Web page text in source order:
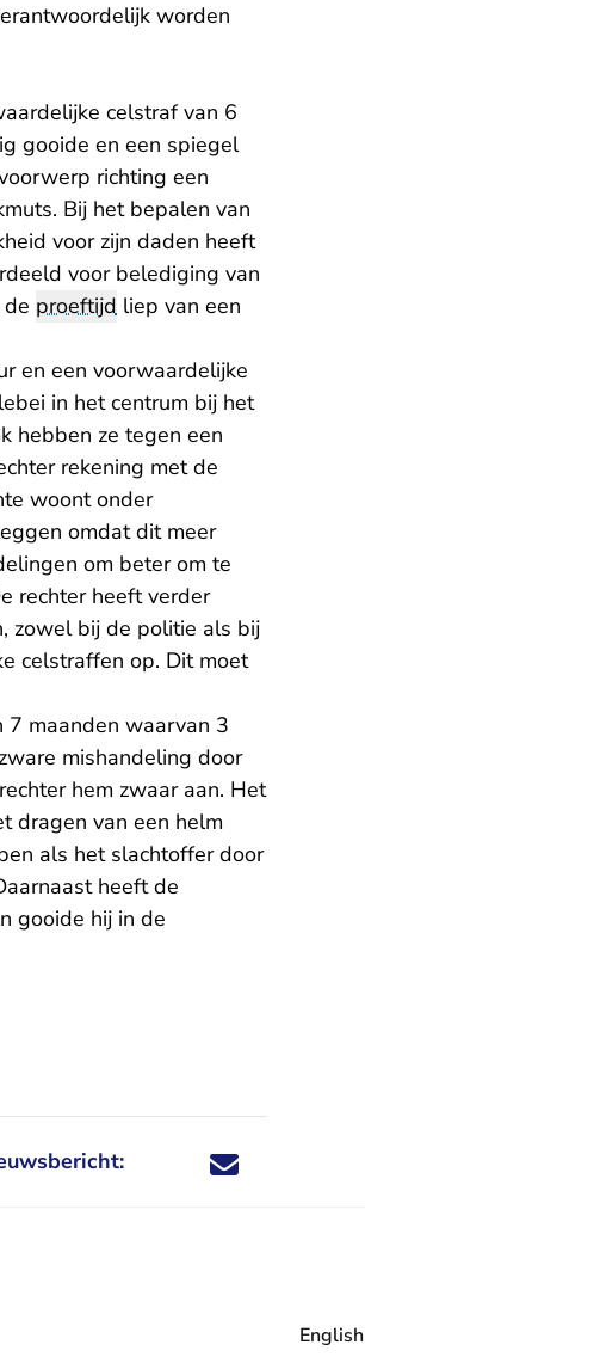
worden
celstraf van 6
gooide en een spiegel
richting een
Bij het bepalen van
voor zijn daden heeft
voor belediging van
proeftijd liep van een
en een voorwaardelijke
in het centrum bij het
hebben ze tegen een
rekening met de
woont onder
omdat dit meer
om beter om te
rechter heeft verder
zowel bij de politie als bij
celstraffen op. Dit moet
maanden waarvan 3
mishandeling door
hem zwaar aan. Het
dragen van een helm
als het slachtoffer door
heeft de
gooide hij in de
Deel dit nieuwsbericht via X - U verlaat
Deel dit nieuwsbericht via Facebook - U
Deel dit nieuwsbericht via e-mail
Deel dit nieuwsbericht via LinkedIn - U
English